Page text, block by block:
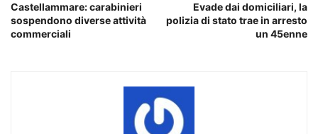
Castellammare: carabinieri
sospendono diverse attività
commerciali
Evade dai domiciliari, la
polizia di stato trae in arresto
un 45enne